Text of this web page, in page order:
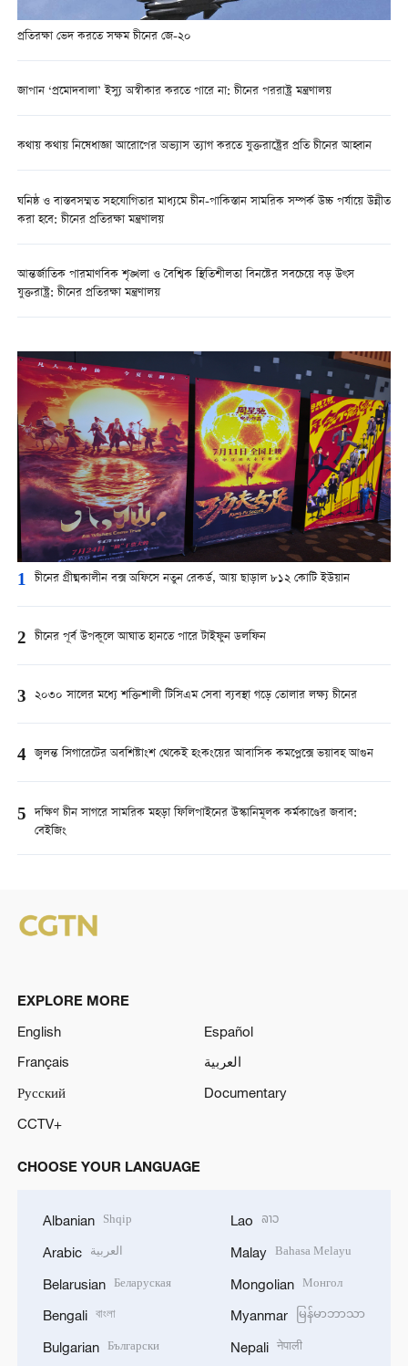
প্রতিরক্ষা ভেদ করতে সক্ষম চীনের জে-২০
জাপান ‘প্রমোদবালা’ ইস্যু অস্বীকার করতে পারে না: চীনের পররাষ্ট্র মন্ত্রণালয়
কথায় কথায় নিষেধাজ্ঞা আরোপের অভ্যাস ত্যাগ করতে যুক্তরাষ্ট্রের প্রতি চীনের আহ্বান
ঘনিষ্ঠ ও বাস্তবসম্মত সহযোগিতার মাধ্যমে চীন-পাকিস্তান সামরিক সম্পর্ক উচ্চ পর্যায়ে উন্নীত
করা হবে: চীনের প্রতিরক্ষা মন্ত্রণালয়
আন্তর্জাতিক পারমাণবিক শৃঙ্খলা ও বৈশ্বিক স্থিতিশীলতা বিনষ্টের সবচেয়ে বড় উৎস
যুক্তরাষ্ট্র: চীনের প্রতিরক্ষা মন্ত্রণালয়
1 চীনের গ্রীষ্মকালীন বক্স অফিসে নতুন রেকর্ড, আয় ছাড়াল ৮১২ কোটি ইউয়ান
2 চীনের পূর্ব উপকূলে আঘাত হানতে পারে টাইফুন ডলফিন
3 ২০৩০ সালের মধ্যে শক্তিশালী টিসিএম সেবা ব্যবস্থা গড়ে তোলার লক্ষ্য চীনের
4 জ্বলন্ত সিগারেটের অবশিষ্টাংশ থেকেই হংকংয়ের আবাসিক কমপ্লেক্সে ভয়াবহ আগুন
5 দক্ষিণ চীন সাগরে সামরিক মহড়া ফিলিপাইনের উস্কানিমূলক কর্মকাণ্ডের জবাব:
বেইজিং
EXPLORE MORE
English
Español
Français
العربية
Русский
Documentary
CCTV+
CHOOSE YOUR LANGUAGE
Albanian Shqip
Arabic العربية
Belarusian Беларуская
Bengali বাংলা
Bulgarian Български
Lao ລາວ
Malay Bahasa Melayu
Mongolian Монгол
Myanmar မြန်မာဘာသာ
Nepali नेपाली